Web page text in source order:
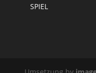
SPIEL